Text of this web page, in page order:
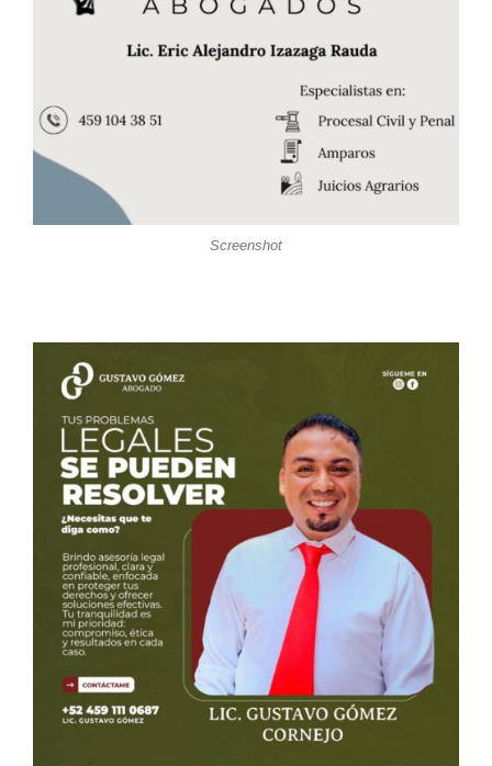
Screenshot